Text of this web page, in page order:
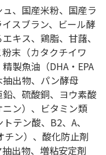
、国産米粉、国産ラ
スブラン、ビール酵
キス、鶏脂、甘藷、
末（カタクチイワ
製魚油（DHA・EPA
出物、パン酵母
鉛、硫酸銅、ヨウ素酸
ン）、ビタミン類
テン酸、B2、A、
チン）、酸化防止剤
抽出物、増粘安定剤